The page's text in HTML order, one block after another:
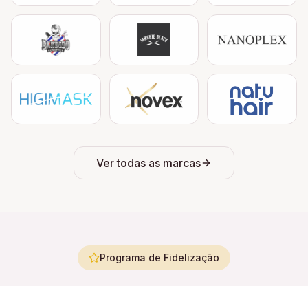
Ver todas as marcas
Programa de Fidelização